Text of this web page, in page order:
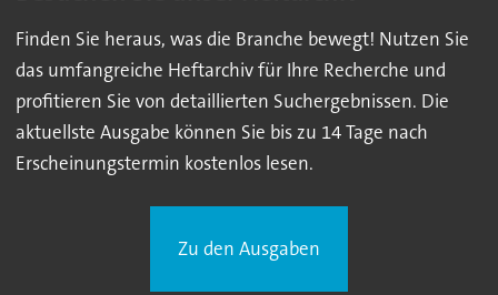
Finden Sie heraus, was die Branche bewegt! Nutzen Sie
das umfangreiche Heftarchiv für Ihre Recherche und
profitieren Sie von detaillierten Suchergebnissen. Die
aktuellste Ausgabe können Sie bis zu 14 Tage nach
Erscheinungstermin kostenlos lesen.
Zu den Ausgaben